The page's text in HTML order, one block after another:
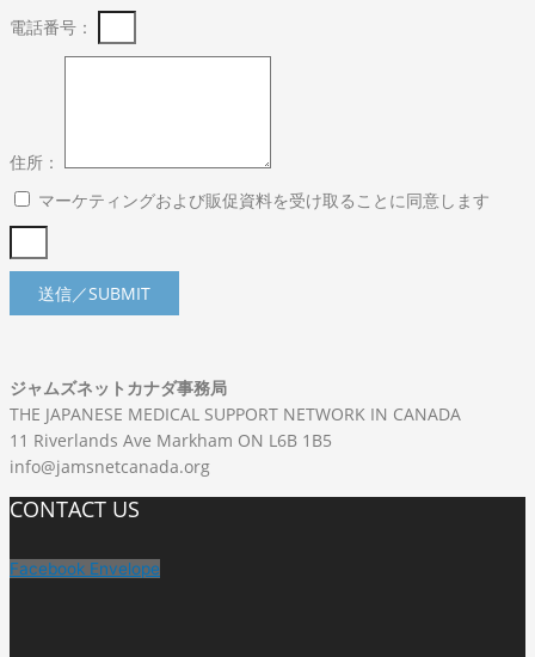
電話番号：
住所：
マーケティングおよび販促資料を受け取ることに同意します
送信／SUBMIT
ジャムズネットカナダ事務局
THE JAPANESE MEDICAL SUPPORT NETWORK IN CANADA
11 Riverlands Ave Markham ON L6B 1B5
info@jamsnetcanada.org
CONTACT US
Facebook Envelope